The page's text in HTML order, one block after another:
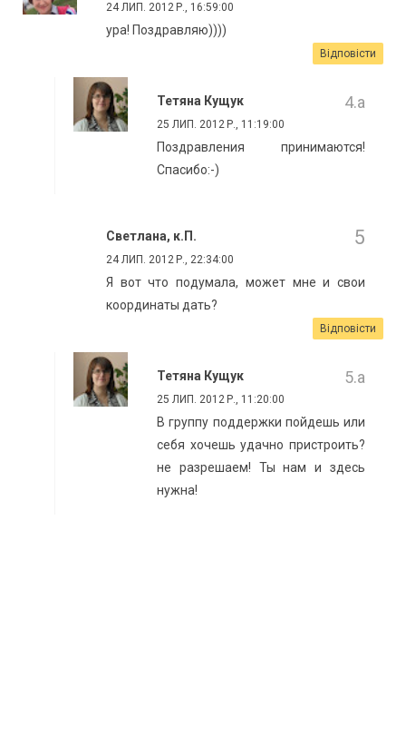
24 ЛИП. 2012 Р., 16:59:00
ура! Поздравляю))))
Відповісти
Тетяна Кущук
25 ЛИП. 2012 Р., 11:19:00
Поздравления принимаются!
Спасибо:-)
Светлана, к.П.
24 ЛИП. 2012 Р., 22:34:00
Я вот что подумала, может мне и свои
координаты дать?
Відповісти
Тетяна Кущук
25 ЛИП. 2012 Р., 11:20:00
В группу поддержки пойдешь или
себя хочешь удачно пристроить?
не разрешаем! Ты нам и здесь
нужна!